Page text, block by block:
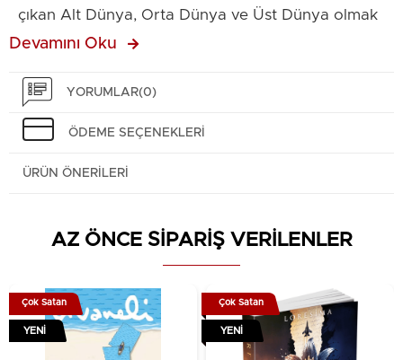
çıkan Alt Dünya, Orta Dünya ve Üst Dünya olmak
üzere üç dünya anlayışı açıklanmış; Şamanın
arasında yolculuk yapabilen, ruhların yardımı ile
toplumsal sorunları çözüp, hastalıklara çare
bulabilen özelliğinden söz edilmiştir. Adayın
alınmış ve Şamanın en önemli işlevlerinden
verilmiştir. Kutsalın görünürleşmesi olarak Şaman
giysisi ve davulundan söz edilmiştir.Eserde ayrıca
faaliyetlerle ilişki içinde olduğu anlatılmaya
çalışılmıştır. Bu amaçla tarihteki toplumların,
toplayıcılık- avcılık, bahçecilik, çobanlık, köylü
Devamını Oku
YORUMLAR(0)
ÖDEME SEÇENEKLERI
ÜRÜN ÖNERILERI
AZ ÖNCE SİPARİŞ VERİLENLER
Çok Satan
YENI
Çok Satan
YENI